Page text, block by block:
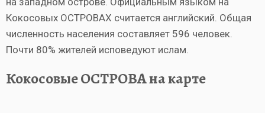
Кокосовых ОСТРОВАХ считается английский. Общая
численность населения составляет 596 человек.
Почти 80% жителей исповедуют ислам.
Кокосовые ОСТРОВА на карте